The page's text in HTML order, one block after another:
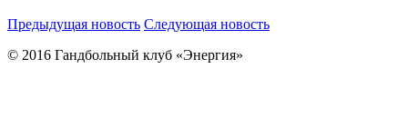
Предыдущая новость Следующая новость
© 2016 Гандбольный клуб «Энергия»